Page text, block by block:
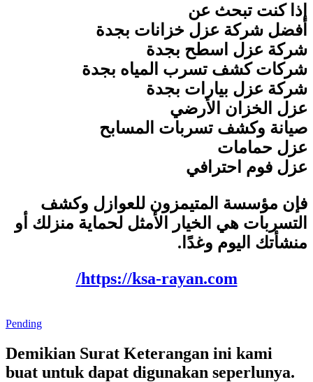
إذا كنت تبحث عن
أفضل شركة عزل خزانات بجدة
شركة عزل اسطح بجدة
شركات كشف تسرب المياه بجدة
شركة عزل بيارات بجدة
عزل الخزان الأرضي
صيانة وكشف تسربات المسابح
عزل حمامات
عزل فوم احترافي
فإن مؤسسة المتيمزون للعوازل وكشف
التسربات هي الخيار الأمثل لحماية منزلك أو
منشأتك اليوم وغدًا .
https://ksa-rayan.com
/
Pending
Demikian Surat Keterangan ini kami
buat untuk dapat digunakan seperlunya.